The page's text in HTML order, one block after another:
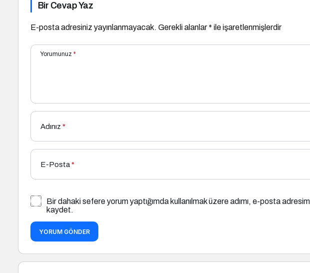
Bir Cevap Yaz
E-posta adresiniz yayınlanmayacak. Gerekli alanlar* ile işaretlenmişlerdir
Yorumunuz *
Adınız *
E-Posta*
Bir dahaki sefere yorum yaptığımda kullanılmak üzere adımı, e-posta
kaydet.
YORUM GÖNDER